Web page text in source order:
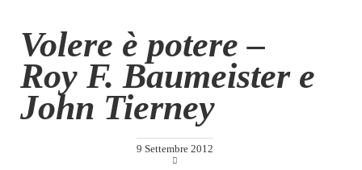
Chi siamo
Contatti
Eventi
Volere è potere –
Roy F. Baumeister e
John Tierney
9 Settembre 2012